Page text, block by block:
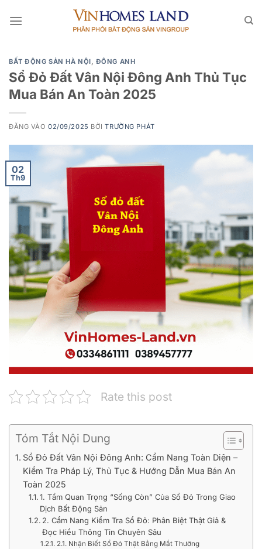
qua
BẤT ĐỘNG SẢN HÀ NỘI, ĐÔNG ANH
Sổ Đỏ Đất Vân Nội Đông Anh Thủ Tục
Mua Bán An Toàn 2025
ĐĂNG VÀO02/09/2025 BỞITRƯỜNG PHÁT
02
Th9
Rate this post
Tóm Tắt Nội Dung
Sổ Đỏ Đất Vân Nội Đông Anh: Cẩm Nang Toàn Diện –
Kiểm Tra Pháp Lý, Thủ Tục & Hướng Dẫn Mua Bán An
Toàn 2025
1. Tầm Quan Trọng “Sống Còn” Của Sổ Đỏ Trong Giao
Dịch Bất Động Sản
2. Cẩm Nang Kiểm Tra Sổ Đỏ: Phân Biệt Thật Giả &
Đọc Hiểu Thông Tin Chuyên Sâu
2.1. Nhận Biết Sổ Đỏ Thật Bằng Mắt Thường